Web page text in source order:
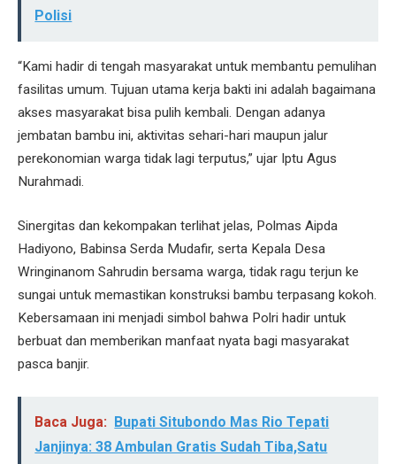
Polisi
“Kami hadir di tengah masyarakat untuk membantu pemulihan
fasilitas umum. Tujuan utama kerja bakti ini adalah bagaimana
akses masyarakat bisa pulih kembali. Dengan adanya
jembatan bambu ini, aktivitas sehari-hari maupun jalur
perekonomian warga tidak lagi terputus,” ujar Iptu Agus
Nurahmadi.
Sinergitas dan kekompakan terlihat jelas, Polmas Aipda
Hadiyono, Babinsa Serda Mudafir, serta Kepala Desa
Wringinanom Sahrudin bersama warga, tidak ragu terjun ke
sungai untuk memastikan konstruksi bambu terpasang kokoh.
Kebersamaan ini menjadi simbol bahwa Polri hadir untuk
berbuat dan memberikan manfaat nyata bagi masyarakat
pasca banjir.
Baca Juga: Bupati Situbondo Mas Rio Tepati
Janjinya: 38 Ambulan Gratis Sudah Tiba,Satu